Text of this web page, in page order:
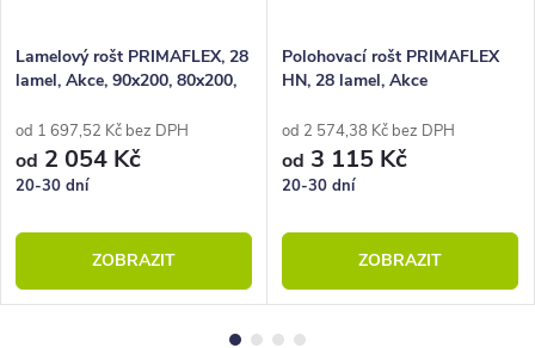
Lamelový rošt PRIMAFLEX, 28
lamel, Akce, 90x200, 80x200,
od 1 697,52 Kč bez DPH
od 2 054 Kč
20-30 dní
ZOBRAZIT
Polohovací rošt PRIMAFLEX
HN, 28 lamel, Akce
od 2 574,38 Kč bez DPH
od 3 115 Kč
20-30 dní
ZOBRAZIT